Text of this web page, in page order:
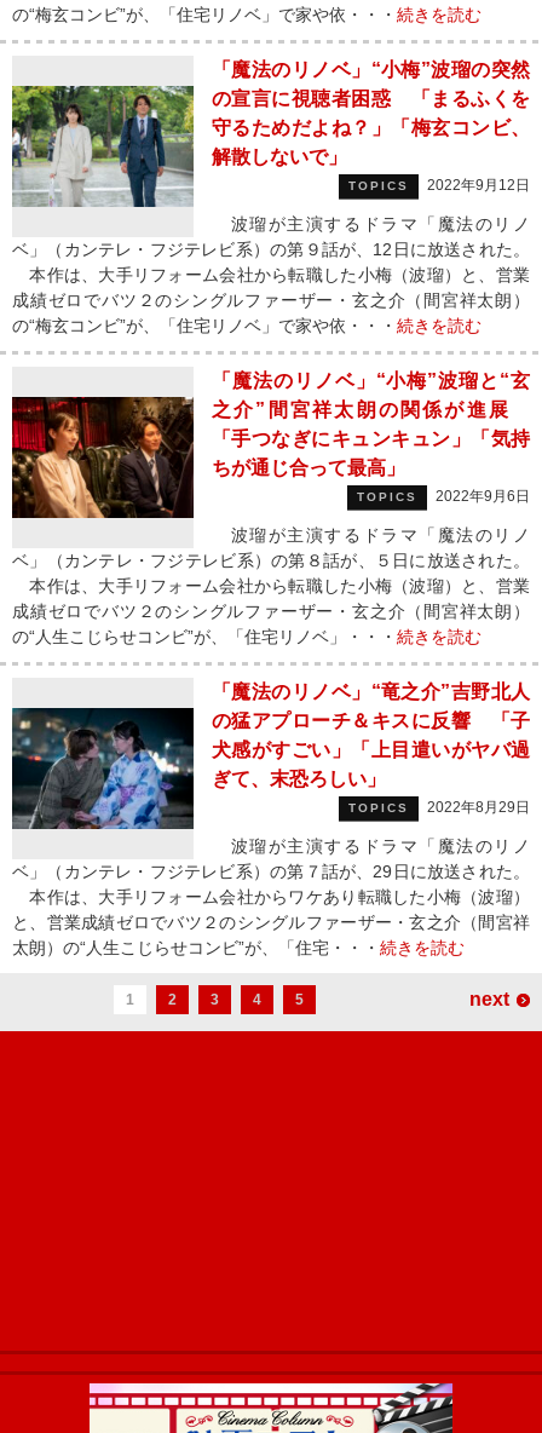
の“梅玄コンビ”が、「住宅リノベ」で家や依・・・ 続きを読む
「魔法のリノベ」“小梅”波瑠の突然
の宣言に視聴者困惑 「まるふくを
守るためだよね？」「梅玄コンビ、
解散しないで」
TOPICS 2022年9月12日
波瑠が主演するドラマ「魔法のリノ
ベ」（カンテレ・フジテレビ系）の第９話が、12日に放送された。
本作は、大手リフォーム会社から転職した小梅（波瑠）と、営業
成績ゼロでバツ２のシングルファーザー・玄之介（間宮祥太朗）
の“梅玄コンビ”が、「住宅リノベ」で家や依・・・ 続きを読む
「魔法のリノベ」“小梅”波瑠と“玄
之介”間宮祥太朗の関係が進展
「手つなぎにキュンキュン」「気持
ちが通じ合って最高」
TOPICS 2022年9月6日
波瑠が主演するドラマ「魔法のリノ
ベ」（カンテレ・フジテレビ系）の第８話が、５日に放送された。
本作は、大手リフォーム会社から転職した小梅（波瑠）と、営業
成績ゼロでバツ２のシングルファーザー・玄之介（間宮祥太朗）
の“人生こじらせコンビ”が、「住宅リノベ」・・・ 続きを読む
「魔法のリノベ」“竜之介”吉野北人
の猛アプローチ＆キスに反響 「子
犬感がすごい」「上目遣いがヤバ過
ぎて、末恐ろしい」
TOPICS 2022年8月29日
波瑠が主演するドラマ「魔法のリノ
ベ」（カンテレ・フジテレビ系）の第７話が、29日に放送された。
本作は、大手リフォーム会社からワケあり転職した小梅（波瑠）
と、営業成績ゼロでバツ２のシングルファーザー・玄之介（間宮祥
太朗）の“人生こじらせコンビ”が、「住宅・・・ 続きを読む
1 2 3 4 5 next